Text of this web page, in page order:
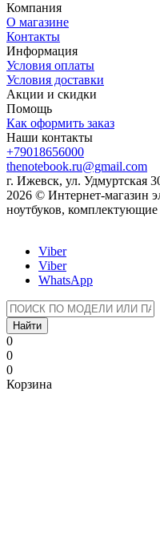
Компания
О магазине
Контакты
Информация
Условия оплаты
Условия доставки
Акции и скидки
Помощь
Как оформить заказ
Наши контакты
+79018656000
thenotebook.ru@gmail.com
г. Ижевск, ул. Удмуртская
2026 © Интернет-магазин
ноутбуков,
Viber
Viber
WhatsApp
Найти
0
0
0
Корзина